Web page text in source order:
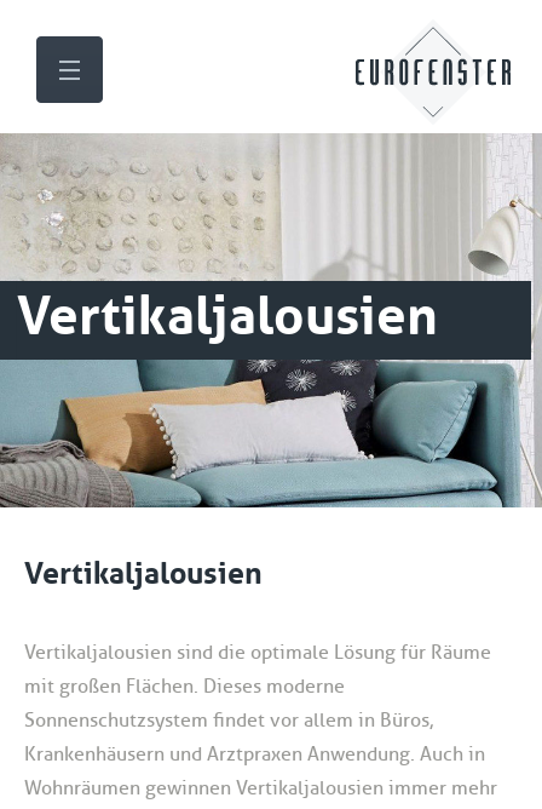
Vertikaljalousien
Vertikaljalousien
Vertikaljalousien sind die optimale Lösung für Räume
mit großen Flächen. Dieses moderne
Sonnenschutzsystem findet vor allem in Büros,
Krankenhäusern und Arztpraxen Anwendung. Auch in
Wohnräumen gewinnen Vertikaljalousien immer mehr